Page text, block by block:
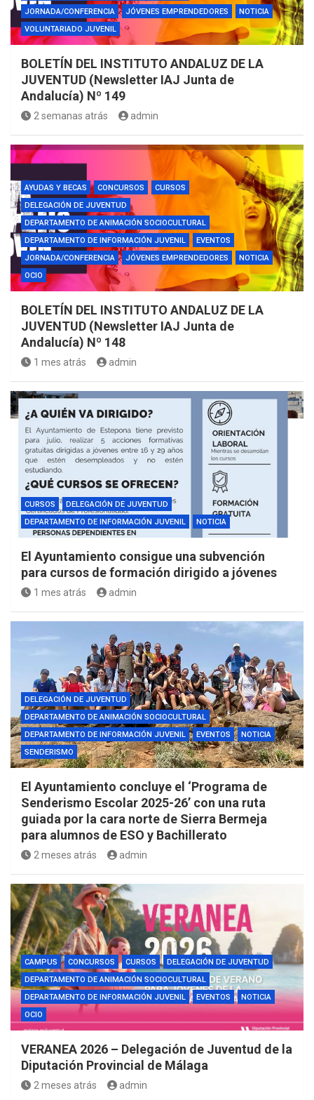
JORNADA/CONFERENCIA
JÓVENES EMPRENDEDORES
NOTICIA
VOLUNTARIADO JUVENIL
BOLETÍN DEL INSTITUTO ANDALUZ DE LA
JUVENTUD (Newsletter IAJ Junta de
Andalucía) Nº 149
2 semanas atrás admin
AYUDAS Y BECAS CONCURSOS
CURSOS
DELEGACIÓN DE JUVENTUD
DEPARTAMENTO DE ANIMACIÓN SOCIOCULTURAL
DEPARTAMENTO DE INFORMACIÓN JUVENIL
EVENTOS
JORNADA/CONFERENCIA
JÓVENES EMPRENDEDORES
NOTICIA
OCIO
BOLETÍN DEL INSTITUTO ANDALUZ DE LA
JUVENTUD (Newsletter IAJ Junta de
Andalucía) Nº 148
1 mes atrás admin
CURSOS
DELEGACIÓN DE JUVENTUD
DEPARTAMENTO DE INFORMACIÓN JUVENIL
NOTICIA
El Ayuntamiento consigue una subvención
para cursos de formación dirigido a jóvenes
1 mes atrás admin
DELEGACIÓN DE JUVENTUD
DEPARTAMENTO DE ANIMACIÓN SOCIOCULTURAL
DEPARTAMENTO DE INFORMACIÓN JUVENIL
EVENTOS
NOTICIA
SENDERISMO
El Ayuntamiento concluye el ‘Programa de
Senderismo Escolar 2025-26’ con una ruta
guiada por la cara norte de Sierra Bermeja
para alumnos de ESO y Bachillerato
2 meses atrás admin
CAMPUS CONCURSOS CURSOS
DELEGACIÓN DE JUVENTUD
DEPARTAMENTO DE ANIMACIÓN SOCIOCULTURAL
DEPARTAMENTO DE INFORMACIÓN JUVENIL
EVENTOS
NOTICIA
OCIO
VERANEA 2026 – Delegación de Juventud de la
Diputación Provincial de Málaga
2 meses atrás admin